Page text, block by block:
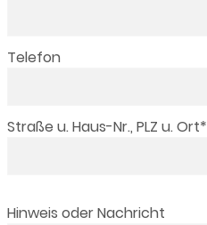
Telefon
Pflichtfeld
Straße u. Haus-Nr., PLZ u. Ort*
Hinweis oder Nachricht